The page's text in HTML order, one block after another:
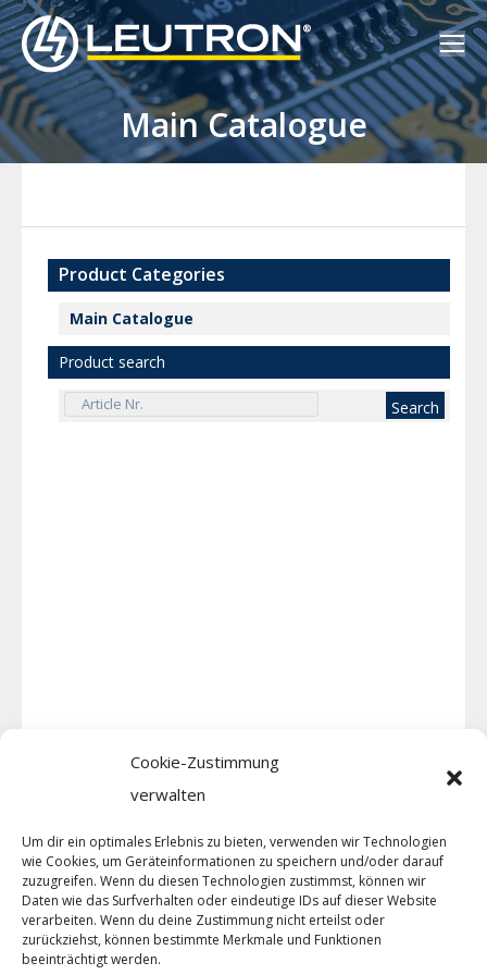
Cookie-Zustimmung
verwalten
Um dir ein optimales Erlebnis zu bieten, verwenden wir Technologien
wie Cookies, um Geräteinformationen zu speichern und/oder darauf
zuzugreifen. Wenn du diesen Technologien zustimmst, können wir
Daten wie das Surfverhalten oder eindeutige IDs auf dieser Website
verarbeiten. Wenn du deine Zustimmung nicht erteilst oder
zurückziehst, können bestimmte Merkmale und Funktionen
beeinträchtigt werden.
Main Catalogue
Product Categories
Main Catalogue
Product search